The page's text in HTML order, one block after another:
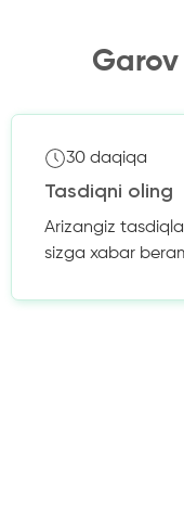
30 daqiqa
Tasdiqni oling
Arizangiz
sizga xabar